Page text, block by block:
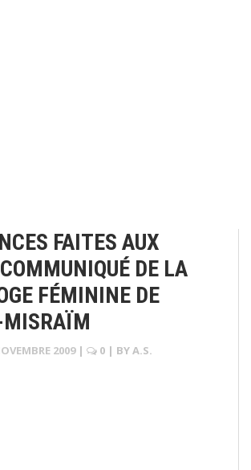
FAITES AUX
DE LA
FÉMININE DE
2009 | 0 | BYA.S.